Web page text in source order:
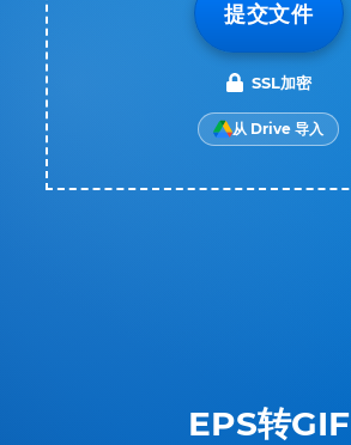
EPS转GIF
提交文件
SSL加密
从 Drive 导入